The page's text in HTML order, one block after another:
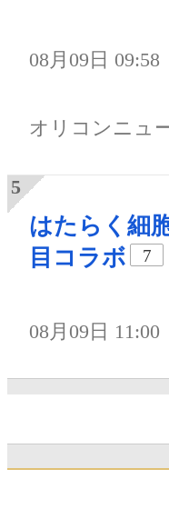
08月09日 09:58
オリコンニュ
はたらく細
目コラボ
7
08月09日 11:00